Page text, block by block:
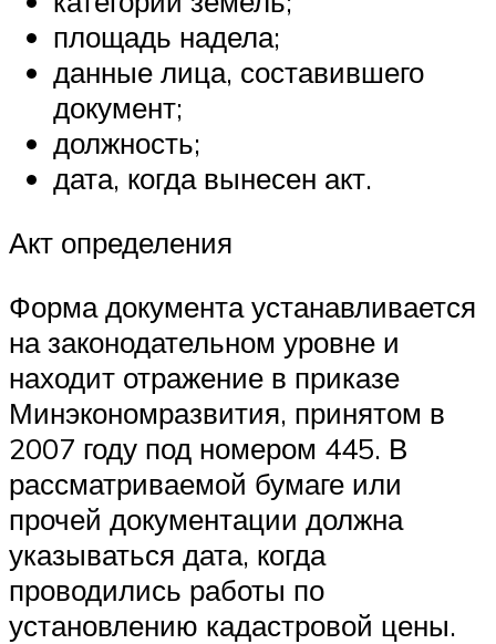
площадь надела;
данные лица, составившего
документ;
должность;
дата, когда вынесен акт.
Акт определения
Форма документа устанавливается
на законодательном уровне и
находит отражение в приказе
Минэкономразвития, принятом в
2007 году под номером 445. В
рассматриваемой бумаге или
прочей документации должна
указываться дата, когда
проводились работы по
установлению кадастровой цены.